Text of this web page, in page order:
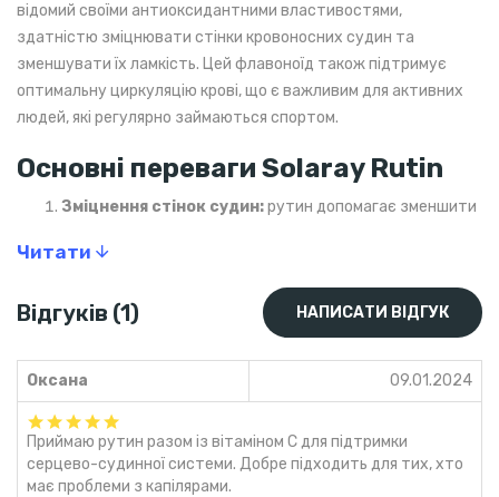
відомий своїми антиоксидантними властивостями,
здатністю зміцнювати стінки кровоносних судин та
зменшувати їх ламкість. Цей флавоноїд також підтримує
оптимальну циркуляцію крові, що є важливим для активних
людей, які регулярно займаються спортом.
Основні переваги Solaray Rutin
Зміцнення стінок судин:рутин допомагає зменшити
судин. Це сприяє зниженню ризику синців, варикозного
розширення вен та інших проблем із кровообігом.
Антиоксидантний захист:
завдяки своїм потужним
антиоксидантним властивостям, рутин допомагає
боротися зі шкідливими вільними радикалами, які
старіння клітин.
Зниження запалень:рутин має протизапальні
властивості, що сприяє зменшенню запальних
Читати
Відгуків (1) НАПИСАТИ ВІДГУК
Оксана 09.01.2024
Приймаю рутин разом із вітаміном С для підтримки
серцево-судинної системи. Добре підходить для тих, хто
має проблеми з капілярами.